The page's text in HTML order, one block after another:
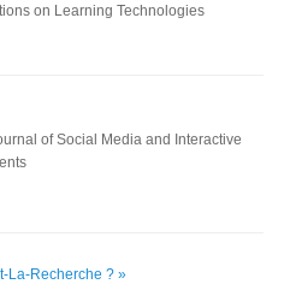
on Learning Technologies
of Social Media and Interactive
La-Recherche ? »